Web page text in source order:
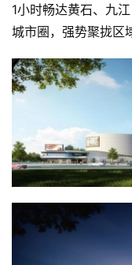
1小时畅达黄石、九
城市圈，强势聚拢区